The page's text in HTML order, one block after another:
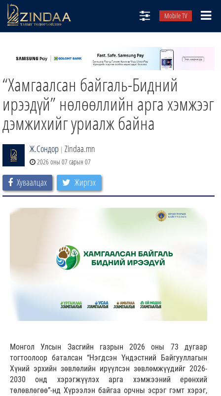
Mobile TV
ТВ8
ӨГЛӨӨНИЙ СОНИН
АУДИО ЗОХИОЛ
ЗИНДАА СЭТГҮҮЛ
“Хамгаалсан байгаль-Бидний
ирээдүй” нөлөөллийн арга хэмжээг
дэмжихийг уриалж байна
Ж.Сондор | Zindaa.mn
2026 оны 07 сарын 07
Хуваалцах Жиргэх
Монгол Улсын Засгийн газрын 2026 оны 73 дугаар
тогтоолоор баталсан “Нэгдсэн Үндэстний Байгууллагын
Хүний эрхийн зөвлөлийн ирүүлсэн зөвлөмжүүдийг 2026-
2030 онд хэрэгжүүлэх арга хэмжээний ерөнхий
төлөвлөгөө”-нд Хүрээлэн байгаа орчны эсрэг гэмт хэрэг,